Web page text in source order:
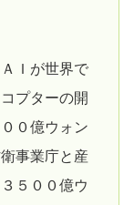
Ｉが世界で
プターの開
０億ウォン
事業庁と産
５００億ウ